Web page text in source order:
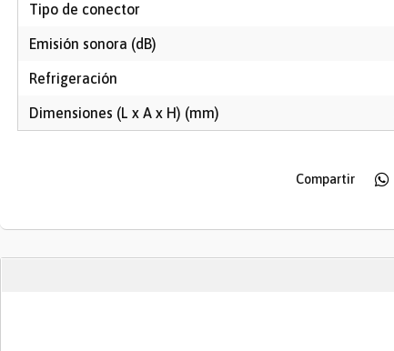
Tipo de conector
Emisión sonora (dB)
Refrigeración
Dimensiones (L x A x H) (mm)
Compartir